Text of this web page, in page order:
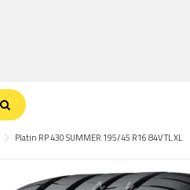
Platin RP 430 SUMMER 195/45 R16 84V TL XL